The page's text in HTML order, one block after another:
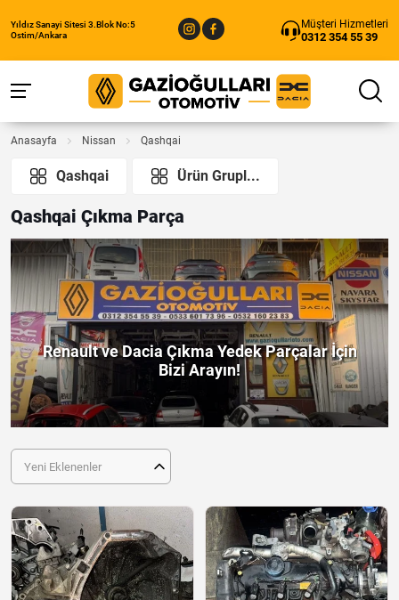
Yıldız Sanayi Sitesi 3.Blok No:5
Ostim/Ankara
Müşteri Hizmetleri
0312 354 55 39
Anasayfa Nissan Qashqai
Qashqai Ürün Grupl...
Qashqai Çıkma Parça
Renault ve Dacia Çıkma Yedek Parçalar İçin
Bizi Arayın!
Yeni Eklenenler